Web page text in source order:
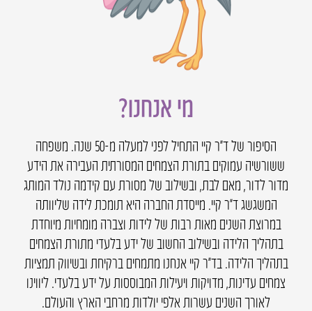
מי אנחנו?
הסיפור של ד״ר קיי התחיל לפני למעלה מ-50 שנה. משפחה
ששורשיה עמוקים בתורת הצמחים המסורתית העבירה את הידע
מדור לדור, מאם לבת, ובשילוב של מסורת עם קידמה נולד המותג
המשגשג ד״ר קיי. מייסדת החברה היא תומכת לידה שליוותה
במרוצת השנים מאות רבות של לידות וצברה מומחיות מיוחדת
בתהליך הלידה ובשילוב החשוב של ידע בלעדי מתורת הצמחים
בתהליך הלידה. בד״ר קיי אנחנו מתמחים ברקיחת ובשיווק תמציות
צמחים עדינות, מדויקות ויעילות המבוססות על ידע בלעדי. ליווינו
לאורך השנים עשרות אלפי יולדות מרחבי הארץ והעולם.